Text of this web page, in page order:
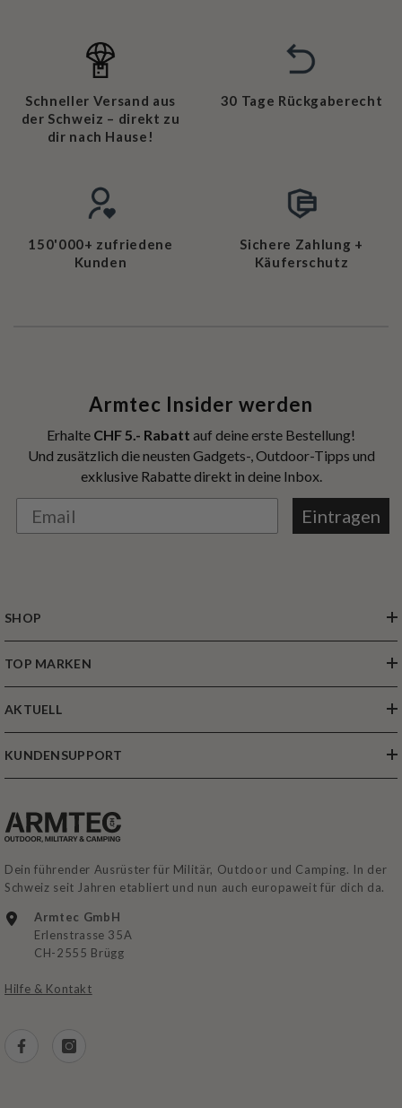
Schneller Versand aus
der Schweiz – direkt zu
dir nach Hause!
30 Tage Rückgaberecht
150'000+ zufriedene
Kunden
Sichere Zahlung +
Käuferschutz
Armtec Insider werden
Erhalte CHF 5.- Rabatt auf deine erste Bestellung!
Und zusätzlich die neusten Gadgets-, Outdoor-Tipps und
exklusive Rabatte direkt in deine Inbox.
Eintragen
SHOP
TOP MARKEN
AKTUELL
KUNDENSUPPORT
Dein führender Ausrüster für Militär, Outdoor und Camping. In der
Schweiz seit Jahren etabliert und nun auch europaweit für dich da.
Armtec GmbH
Erlenstrasse 35A
CH-2555 Brügg
Hilfe & Kontakt